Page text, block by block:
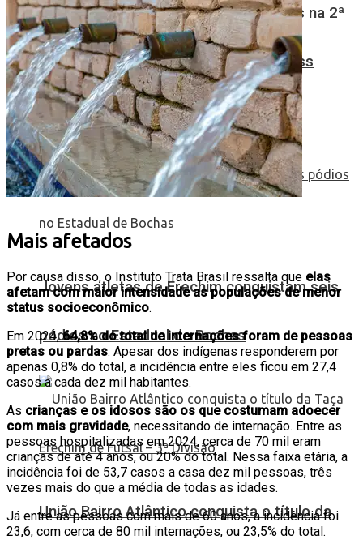
Atletas de Erechim conquistam pódios na 2ª
Etapa do Campeonato Gaúcho de Cross
Country XCO
Jovens atletas de Erechim conquistam seis
pódios no Estadual de Bochas
União Bairro Atlântico conquista o título da
Mais afetados
Por causa disso, o Instituto Trata Brasil ressalta que elas
afetam com maior intensidade as populações de menor
status socioeconômico.
Em 2024,64,8% do total de internações foram de pessoas
pretas ou pardas. Apesar dos indígenas responderem por
apenas 0,8% do total, a incidência entre eles ficou em 27,4
casos a cada dez mil habitantes.
As crianças e os idosos são os que costumam adoecer
com mais gravidade, necessitando de internação. Entre as
pessoas hospitalizadas em 2024, cerca de 70 mil eram
crianças de até 4 anos, ou 20% do total. Nessa faixa etária, a
incidência foi de 53,7 casos a casa dez mil pessoas, três
vezes mais do que a média de todas as idades.
Já entre as pessoas com mais de 60 anos, a incidência foi
23,6, com cerca de 80 mil internações, ou 23,5% do total.